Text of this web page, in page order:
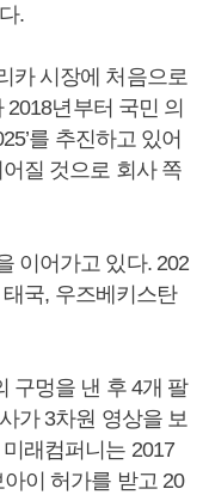
.
카 시장에 처음으로
년부터 국민 의
를 추진하고 있어
질 것으로 회사 쪽
이어가고 있다. 202
국, 우즈베키스탄
구멍을 낸 후 4개 팔
가 3차원 영상을 보
래컴퍼니는 2017
이 허가를 받고 20